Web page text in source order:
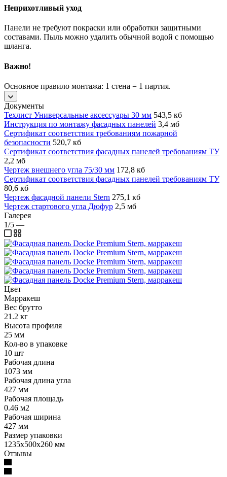
Неприхотливый уход
Панели не требуют покраски или обработки защитными
составами. Пыль можно удалить обычной водой с помощью
шланга.
Важно!
Основное правило монтажа: 1 стена = 1 партия.
Документы
Техлист Универсальные аксессуары 30 мм 543,5 кб
Инструкция по монтажу фасадных панелей 3,4 мб
Сертификат соответствия требованиям пожарной
безопасности 520,7 кб
Сертификат соответствия фасадных панелей требованиям ТУ
2,2 мб
Чертеж внешнего угла 75/30 мм 172,8 кб
Сертификат соответствия фасадных панелей требованиям ТУ
80,6 кб
Чертеж фасадной панели Stern 275,1 кб
Чертеж стартового угла Дюфур 2,5 мб
Галерея
1/5 —
Цвет
Марракеш
Вес брутто
21.2 кг
Высота профиля
25 мм
Кол-во в упаковке
10 шт
Рабочая длина
1073 мм
Рабочая длина угла
427 мм
Рабочая площадь
0.46 м2
Рабочая ширина
427 мм
Размер упаковки
1235x500x260 мм
Отзывы